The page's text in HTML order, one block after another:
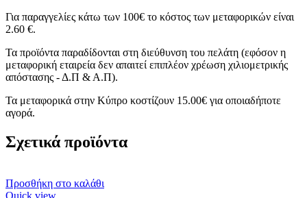
Για παραγγελίες κάτω των 100€ το κόστος των μεταφορικών είναι
2.60 €.
Τα προϊόντα παραδίδονται στη διεύθυνση του πελάτη (εφόσον η
μεταφορική εταιρεία δεν απαιτεί επιπλέον χρέωση χιλιομετρικής
απόστασης - Δ.Π & Α.Π).
Τα μεταφορικά στην Κύπρο κοστίζουν 15.00€ για οποιαδήποτε
αγορά.
Σχετικά προϊόντα
Προσθήκη στο καλάθι
Quick view